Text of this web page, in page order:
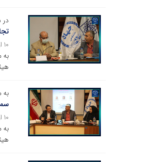
۱۰ اردیبهشت ۱۴۰۲
۱۰ اردیبهشت ۱۴۰۲